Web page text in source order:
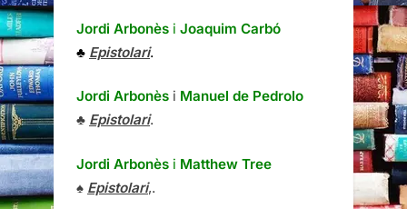
Jordi Arbonès i Joaquim Carbó
♣ Epistolari.
Jordi Arbonès i Manuel de Pedrolo
♣ Epistolari.
Jordi Arbonès i Matthew Tree
♠ Epistolari,.